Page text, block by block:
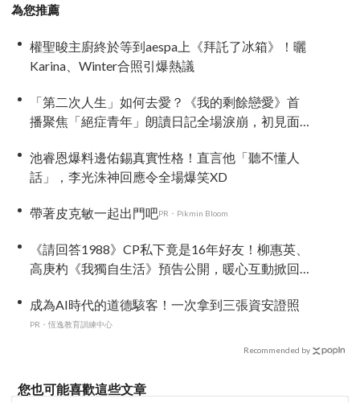
為您推薦
權聖晙主廚終於等到aespa上《拜託了冰箱》！曬
Karina、Winter合照引爆熱議
「第二次人生」如何去愛？《我的剩餘戀愛》首
播聚焦「絕症青年」朗讀日記全場淚崩，初見面
池睿恩爆料邊佑錫真實性格！直言他「聽不懂人
話」，李光洙神回應令全場爆笑XD
帶著皮克敏一起出門吧PR・Pikmin Bloom
《請回答1988》CP私下竟是16年好友！柳惠英、
高庚杓《我獨自生活》預告公開，暖心互動掀回
成為AI時代的道德駭客！一次拿到三張資安證照
PR・恆逸教育訓練中心
Recommended by
您也可能喜歡這些文章